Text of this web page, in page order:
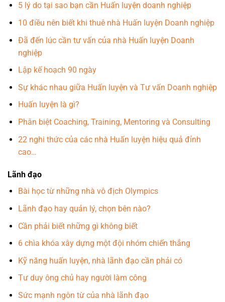
5 lý do tại sao bạn cần Huấn luyện doanh nghiệp
10 điều nên biết khi thuê nhà Huấn luyện Doanh nghiệp
Đã đến lúc cần tư vấn của nhà Huấn luyện Doanh
nghiệp
Lập kế hoạch 90 ngày
Sự khác nhau giữa Huấn luyện và Tư vấn Doanh nghiệp
Huấn luyện là gì?
Phân biệt Coaching, Training, Mentoring và Consulting
22 nghi thức của các nhà Huấn luyện hiệu quả đỉnh
cao…
Lãnh đạo
Bài học từ những nhà vô địch Olympics
Lãnh đạo hay quản lý, chọn bên nào?
Cần phải biết những gì không biết
6 chìa khóa xây dựng một đội nhóm chiến thắng
Kỹ năng huấn luyện, nhà lãnh đạo cần phải có
Tư duy ông chủ hay người làm công
Sức mạnh ngôn từ của nhà lãnh đạo